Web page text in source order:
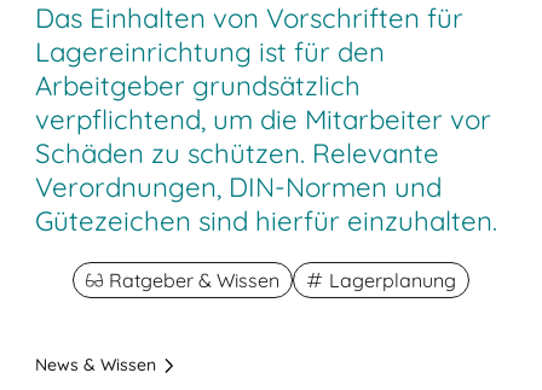
Das Einhalten von Vorschriften für
Lagereinrichtung ist für den
Arbeitgeber grundsätzlich
verpflichtend, um die Mitarbeiter vor
Schäden zu schützen. Relevante
Verordnungen, DIN-Normen und
Gütezeichen sind hierfür einzuhalten.
Ratgeber & Wissen Lagerplanung
News & Wissen